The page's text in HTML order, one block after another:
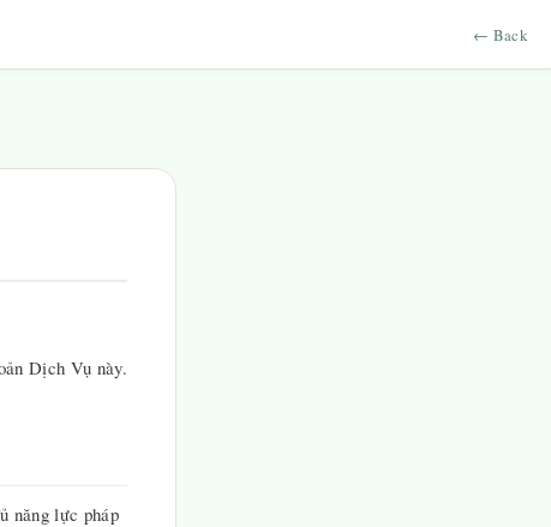
← Back
Dịch Vụ này.
năng lực pháp